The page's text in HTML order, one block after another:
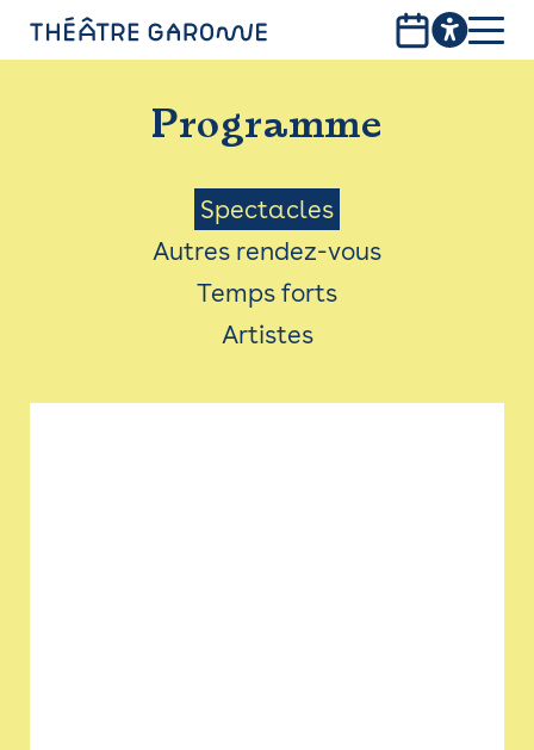
PROGRAMME
INFOS PRATIQUES
AVEC LES PUBLICS
ACCESSIBILITÉ
LES PRODUCTIONS
Programme
Menu
Saison
Spectacles
Autres rendez-vous
Temps forts
Artistes